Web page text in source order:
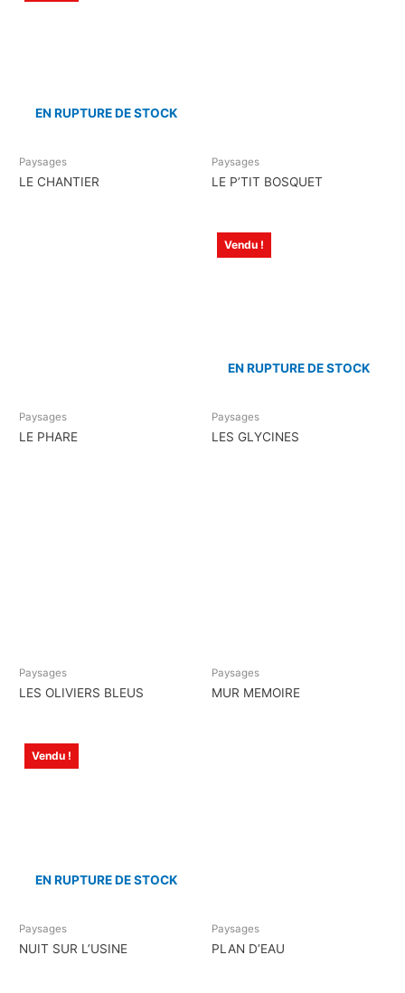
EN RUPTURE DE STOCK
Paysages
LE CHANTIER
Paysages
LE P’TIT BOSQUET
Paysages
LE PHARE
Vendu !
EN RUPTURE DE STOCK
Paysages
LES GLYCINES
Paysages
LES OLIVIERS BLEUS
Paysages
MUR MEMOIRE
Vendu !
EN RUPTURE DE STOCK
Paysages
NUIT SUR L’USINE
Paysages
PLAN D’EAU